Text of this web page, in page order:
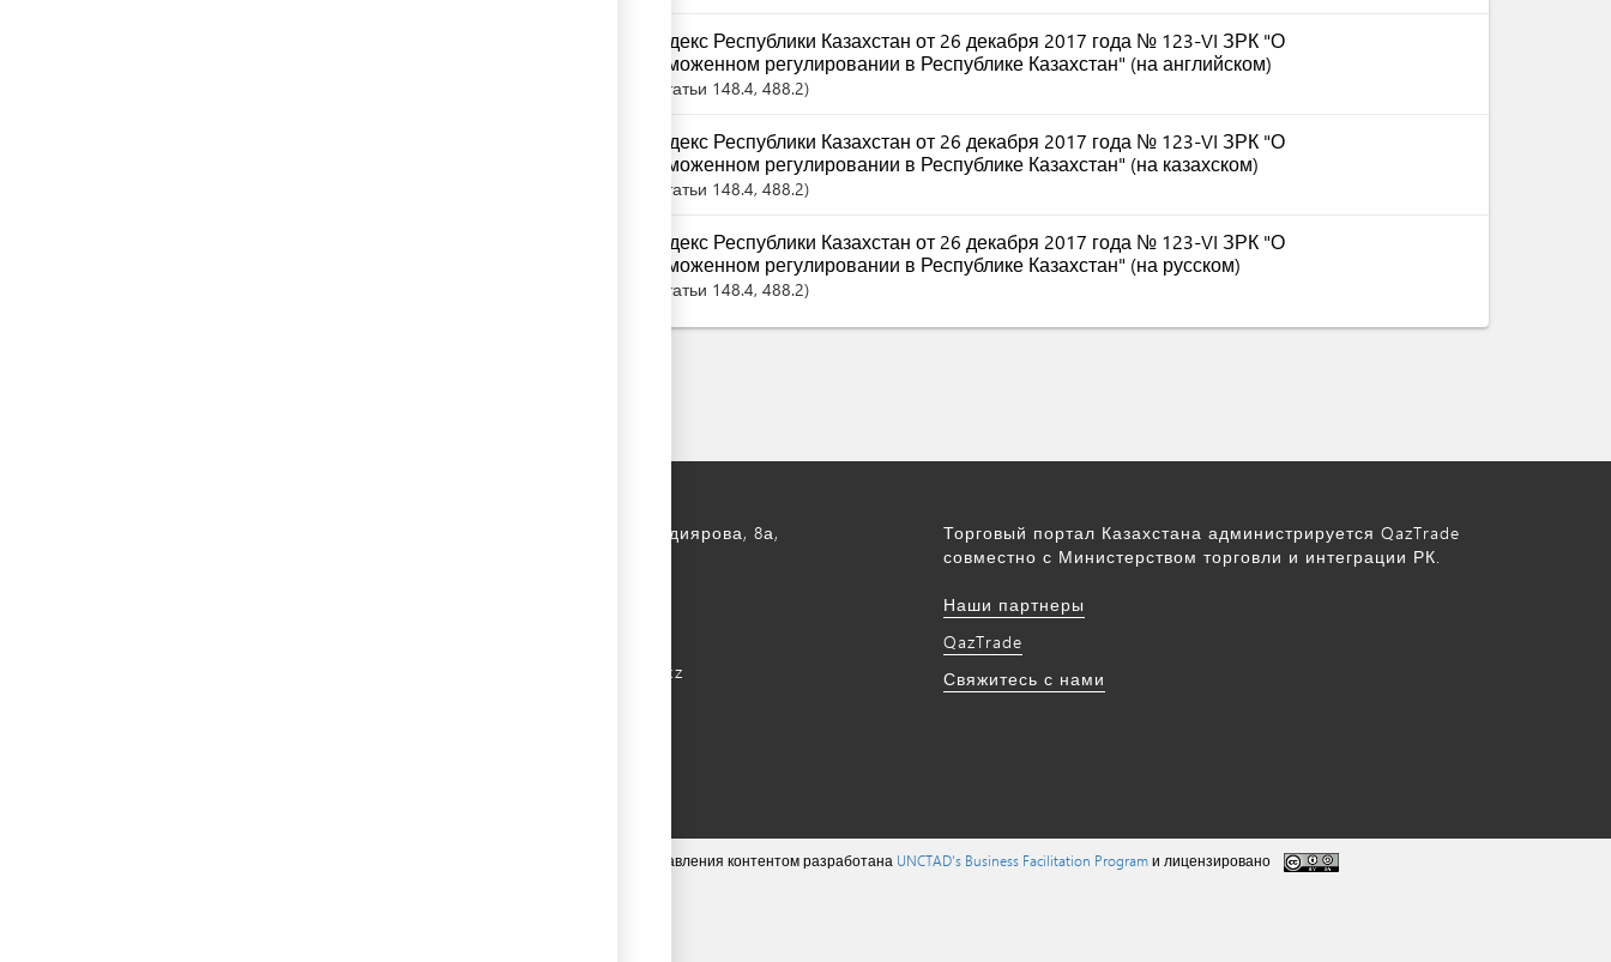
Кодекс Республики Казахстан от 26 декабря 2017 года № 123-VI ЗРК "О
таможенном регулировании в Республике Казахстан" (на английском)
Статьи 148.4, 488.2
Кодекс Республики Казахстан от 26 декабря 2017 года № 123-VI ЗРК "О
таможенном регулировании в Республике Казахстан" (на казахском)
Статьи 148.4, 488.2
Кодекс Республики Казахстан от 26 декабря 2017 года № 123-VI ЗРК "О
таможенном регулировании в Республике Казахстан" (на русском)
Статьи 148.4, 488.2
г. Астана, ул. С. Асфендиярова, 8а,
kense@qaztrade.org.kz
Торговый портал Казахстана администрируется QazTrade
совместно с Министерством торговли и интеграции РК.
Наши партнеры
QazTrade
Свяжитесь с нами
Авторское право принадлежит eRegulations ©, система управления контентом разработана UNCTAD's Business Facilitation Programи лицензировано